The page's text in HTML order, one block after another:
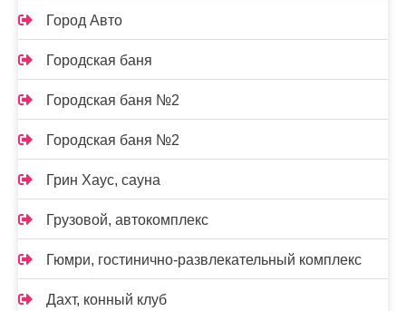
Город Авто
Городская баня
Городская баня №2
Городская баня №2
Грин Хаус, сауна
Грузовой, автокомплекс
Гюмри, гостинично-развлекательный комплекс
Дахт, конный клуб